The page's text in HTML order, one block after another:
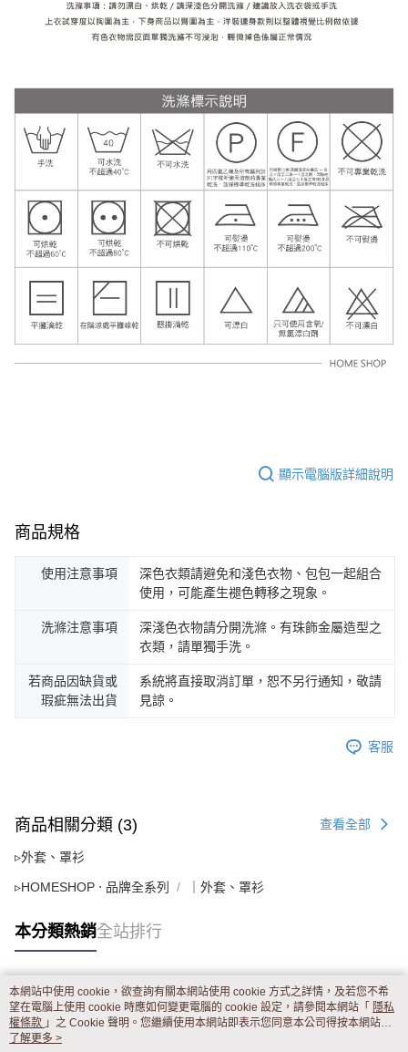
顯示電腦版詳細說明
商品規格
使用注意事項
深色衣類請避免和淺色衣物、包包一起組合
使用，可能產生褪色轉移之現象。
洗滌注意事項
深淺色衣物請分開洗滌。有珠飾金屬造型之
衣類，請單獨手洗。
若商品因缺貨或
瑕疵無法出貨
系統將直接取消訂單，恕不另行通知，敬請
見諒。
客服
商品相關分類 (3) 查看全部
▹外套、罩衫
▹HOMESHOP ‧ 品牌全系列 ｜外套、罩衫
本分類熱銷全站排行
熱門標籤
本網站中使用 cookie，欲查詢有關本網站使用 cookie 方式之詳情，及若您不希
望在電腦上使用 cookie 時應如何變更電腦的 cookie 設定，請參閱本網站「 隱私
權條款 」之 Cookie 聲明。您繼續使用本網站即表示您同意本公司得按本網站使
用條款之 Cookie 聲明使用 cookie。
了解更多 >